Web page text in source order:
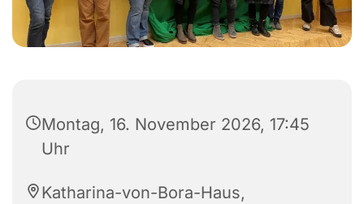
Montag, 16. November 2026, 17:45
Uhr
Katharina-von-Bora-Haus,